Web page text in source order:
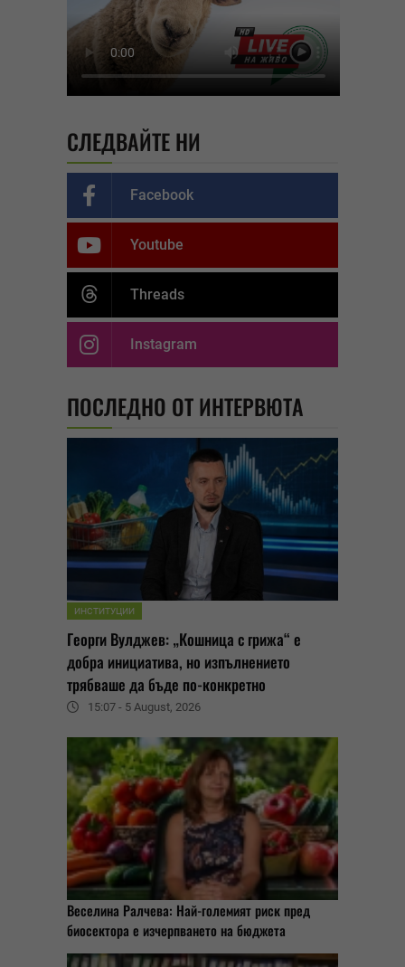
СЛЕДВАЙТЕ НИ
Facebook
Youtube
Threads
Instagram
ПОСЛЕДНО ОТ ИНТЕРВЮТА
ИНСТИТУЦИИ
Георги Вулджев: „Кошница с грижа“ е
добра инициатива, но изпълнението
трябваше да бъде по-конкретно
15:07 - 5 August, 2026
Веселина Ралчева: Най-големият риск пред
биосектора е изчерпването на бюджета